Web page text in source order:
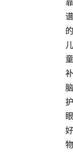
靠
谱
的
儿
童
补
脑
护
眼
好
物